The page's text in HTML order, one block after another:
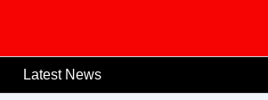
Latest News